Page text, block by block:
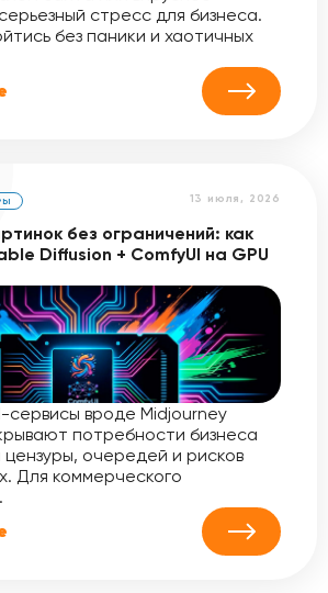
стресс для бизнеса.
без паники и хаотичных
13 июля, 2026
без ограничений: как
Diffusion + ComfyUI на GPU
сервисы вроде Midjourney
потребности бизнеса
цензуры, очередей и рисков
Для коммерческого